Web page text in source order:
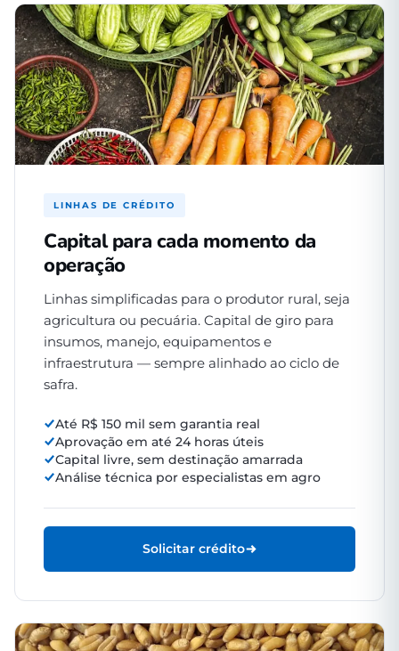
LINHAS DE CRÉDITO
Capital para cada momento da
operação
Linhas simplificadas para o produtor rural, seja
agricultura ou pecuária. Capital de giro para
insumos, manejo, equipamentos e
infraestrutura — sempre alinhado ao ciclo de
safra.
Até R$ 150 mil sem garantia real
Aprovação em até 24 horas úteis
Capital livre, sem destinação amarrada
Análise técnica por especialistas em agro
Solicitar crédito